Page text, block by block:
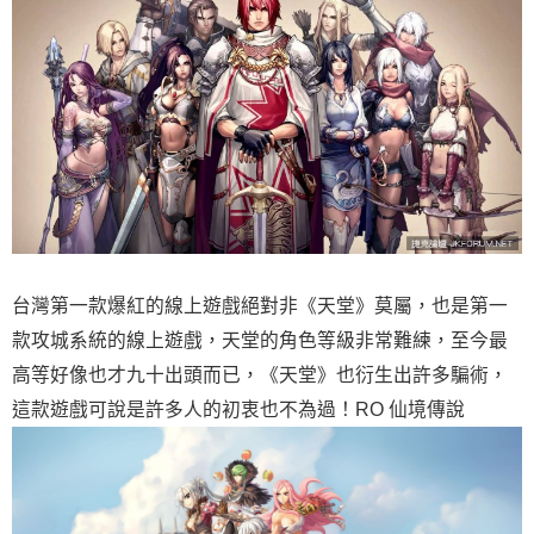
台灣第一款爆紅的線上遊戲絕對非《天堂》莫屬，也是第一
款攻城系統的線上遊戲，天堂的角色等級非常難練，至今最
高等好像也才九十出頭而已，《天堂》也衍生出許多騙術，
這款遊戲可說是許多人的初衷也不為過！RO 仙境傳說